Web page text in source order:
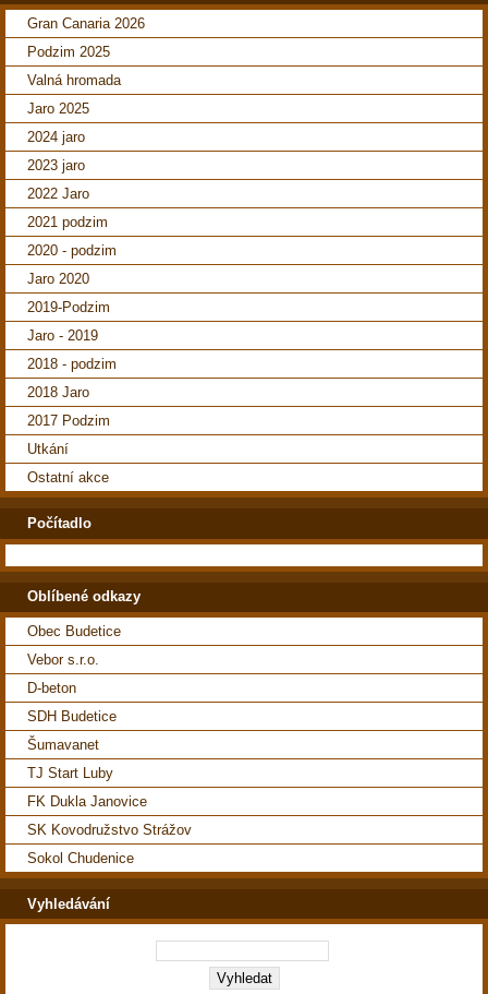
Gran Canaria 2026
Podzim 2025
Valná hromada
Jaro 2025
2024 jaro
2023 jaro
2022 Jaro
2021 podzim
2020 - podzim
Jaro 2020
2019-Podzim
Jaro - 2019
2018 - podzim
2018 Jaro
2017 Podzim
Utkání
Ostatní akce
Počítadlo
Oblíbené odkazy
Obec Budetice
Vebor s.r.o.
D-beton
SDH Budetice
Šumavanet
TJ Start Luby
FK Dukla Janovice
SK Kovodružstvo Strážov
Sokol Chudenice
Vyhledávání